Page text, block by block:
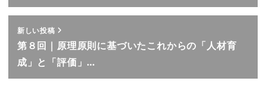
新しい投稿
第８回｜原理原則に基づいたこれからの「人材育
成」と「評価」…